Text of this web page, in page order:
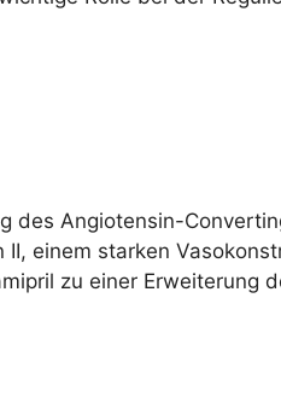
des Angiotensin-
einem starken
zu einer Erweiterung